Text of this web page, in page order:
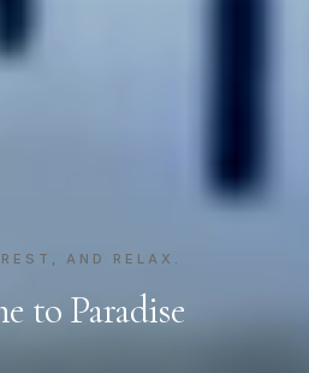
AND RELAX.
to Paradise